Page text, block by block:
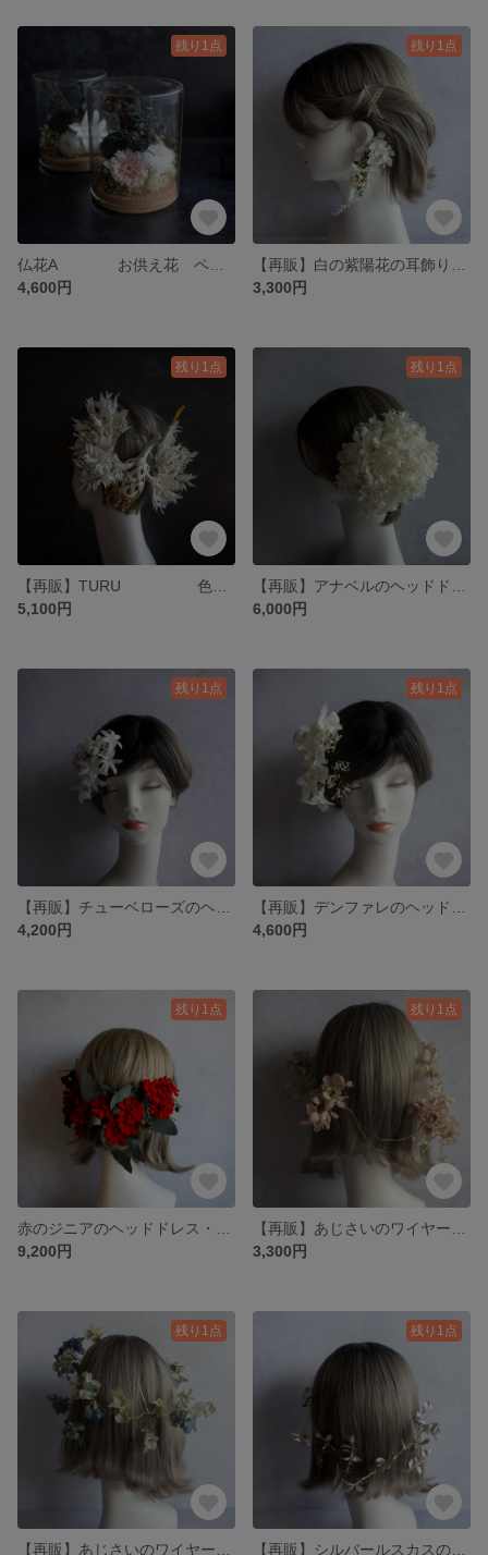
残り1点
4,600円
残り1点
3,300円
残り1点
5,100円
残り1点
6,000円
残り1点
4,200円
残り1点
4,600円
残り1点
9,200円
残り1点
3,300円
残り1点 残り1点